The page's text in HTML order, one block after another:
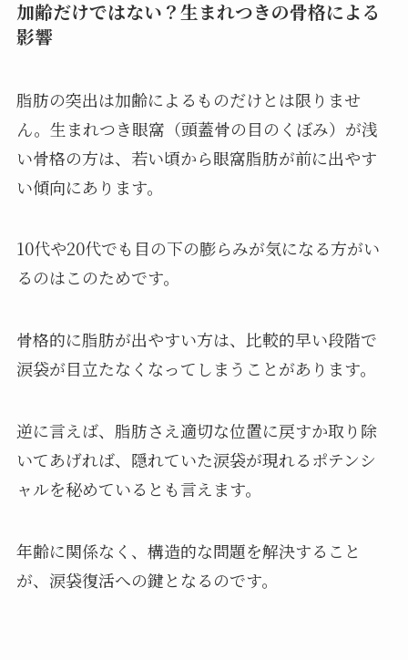
加齢だけではない？生まれつきの骨格による
影響
脂肪の突出は加齢によるものだけとは限りませ
ん。生まれつき眼窩（頭蓋骨の目のくぼみ）が浅
い骨格の方は、若い頃から眼窩脂肪が前に出やす
い傾向にあります。
10代や20代でも目の下の膨らみが気になる方がい
るのはこのためです。
骨格的に脂肪が出やすい方は、比較的早い段階で
涙袋が目立たなくなってしまうことがあります。
逆に言えば、脂肪さえ適切な位置に戻すか取り除
いてあげれば、隠れていた涙袋が現れるポテンシ
ャルを秘めているとも言えます。
年齢に関係なく、構造的な問題を解決すること
が、涙袋復活への鍵となるのです。